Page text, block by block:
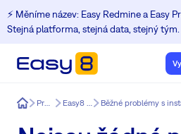
⚡️ Měníme název: Easy Redmine a Easy
Stejná platforma, stejná data, stejný tým.
Easy8 Produkt Easy8 funkce